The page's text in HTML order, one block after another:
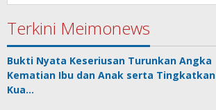
Terkini Meimonews
Bukti Nyata Keseriusan Turunkan Angka
Kematian Ibu dan Anak serta Tingkatkan
Kua…